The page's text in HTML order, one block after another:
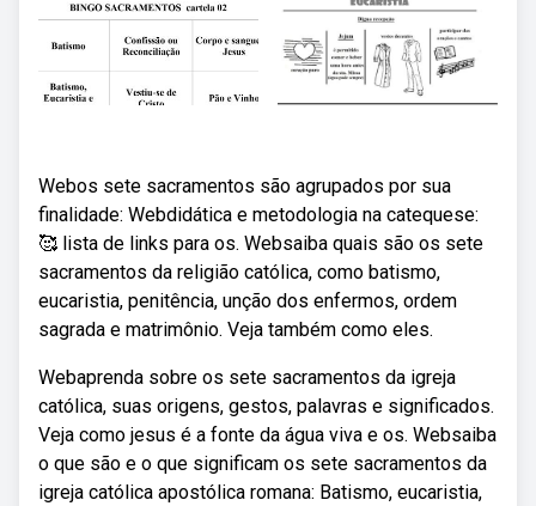
Webos sete sacramentos são agrupados por sua
finalidade: Webdidática e metodologia na catequese:
🥰 lista de links para os. Websaiba quais são os sete
sacramentos da religião católica, como batismo,
eucaristia, penitência, unção dos enfermos, ordem
sagrada e matrimônio. Veja também como eles.
Webaprenda sobre os sete sacramentos da igreja
católica, suas origens, gestos, palavras e significados.
Veja como jesus é a fonte da água viva e os. Websaiba
o que são e o que significam os sete sacramentos da
igreja católica apostólica romana: Batismo, eucaristia,